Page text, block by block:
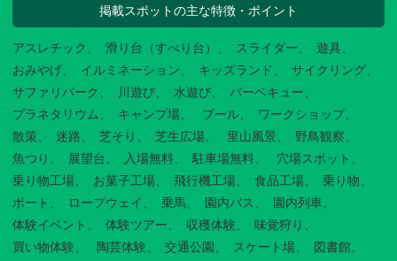
掲載スポットの主な特徴・ポイント
アスレチック 滑り台（すべり台） スライダー
遊具
おみやげ
イルミネーション キッズランド
サイクリング
サファリパーク
川遊び 水遊び
バーベキュー
プラネタリウム
キャンプ場 プール
ワークショップ
散策
迷路 芝そり 芝生広場 里山風景
野鳥観察
魚つり
展望台 入場無料 駐車場無料
穴場スポット
乗り物工場
お菓子工場 飛行機工場 食品工場
乗り物
ボート
ロープウェイ 乗馬 園内バス
園内列車
体験イベント
体験ツアー 収穫体験
味覚狩り
買い物体験
陶芸体験 交通公園 スケート場 図書館